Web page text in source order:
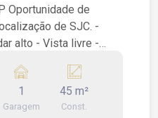
de SJC. -
livre -
de festas.
de imóveis João
WhatsApp (12) 99668-
1
Garagem
45 m²
Const.